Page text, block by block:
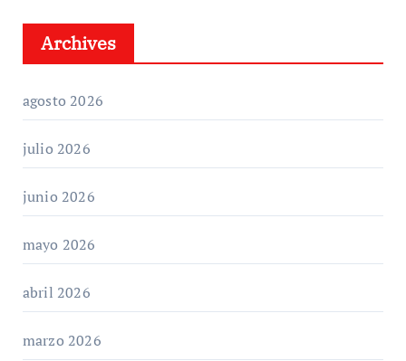
Archives
agosto 2026
julio 2026
junio 2026
mayo 2026
abril 2026
marzo 2026